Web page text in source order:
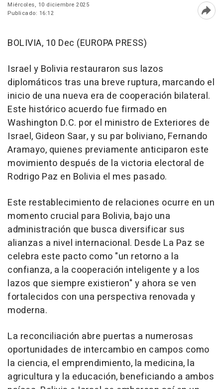
Miércoles, 10 diciembre 2025
Publicado: 16:12
BOLIVIA, 10 Dec (EUROPA PRESS)
Israel y Bolivia restauraron sus lazos
diplomáticos tras una breve ruptura, marcando el
inicio de una nueva era de cooperación bilateral.
Este histórico acuerdo fue firmado en
Washington D.C. por el ministro de Exteriores de
Israel, Gideon Saar, y su par boliviano, Fernando
Aramayo, quienes previamente anticiparon este
movimiento después de la victoria electoral de
Rodrigo Paz en Bolivia el mes pasado.
Este restablecimiento de relaciones ocurre en un
momento crucial para Bolivia, bajo una
administración que busca diversificar sus
alianzas a nivel internacional. Desde La Paz se
celebra este pacto como "un retorno a la
confianza, a la cooperación inteligente y a los
lazos que siempre existieron" y ahora se ven
fortalecidos con una perspectiva renovada y
moderna.
La reconciliación abre puertas a numerosas
oportunidades de intercambio en campos como
la ciencia, el emprendimiento, la medicina, la
agricultura y la educación, beneficiando a ambos